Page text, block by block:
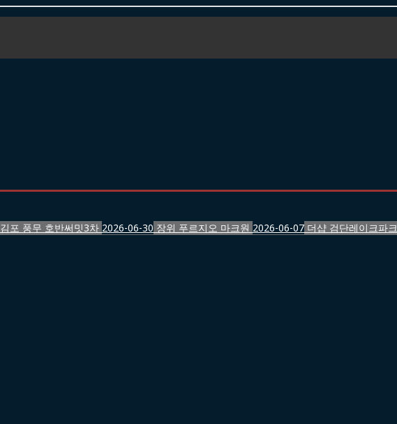
김포 풍무 호반써밋3차 2026-06-30 장위 푸르지오 마크원 2026-06-07 더샵 검단레이크파크